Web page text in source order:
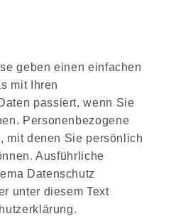
geben einen einfachen
mit Ihren
passiert, wenn Sie
Personenbezogene
mit denen Sie persönlich
Ausführliche
Datenschutz
unter diesem Text